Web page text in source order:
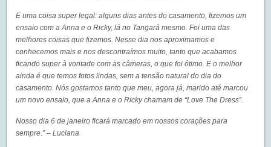
E uma coisa super legal: alguns dias antes do casamento, fizemos um
ensaio com a Anna e o Ricky, lá no Tangará mesmo. Foi uma das
melhores coisas que fizemos. Nesse dia nos aproximamos e
conhecemos mais e nos descontraímos muito, tanto que acabamos
ficando super à vontade com as câmeras, o que foi ótimo. E o melhor
ainda é que temos fotos lindas, sem a tensão natural do dia do
casamento. Nós gostamos tanto que meu, agora já, marido até marcou
um novo ensaio, que a Anna e o Ricky chamam de “Love The Dress”.
Nosso dia 6 de janeiro ficará marcado em nossos corações para
sempre.” – Luciana